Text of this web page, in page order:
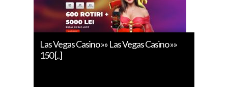
Las Vegas Casino »» Las Vegas Casino »»
150 [..]